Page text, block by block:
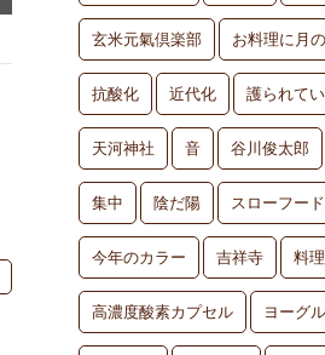
玄米元氣倶楽部 お料理に月
抗酸化 近代化 護られて
天河神社 音 谷川俊太郎
集中 陰だ陽 スローフード
今年のカラー 吉祥寺 料理
高濃度酸素カプセル ヨーグ